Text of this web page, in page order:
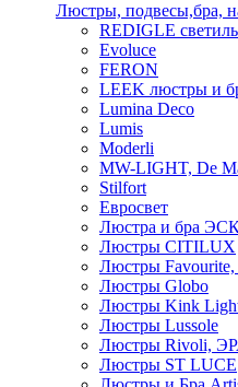
Люстры, подвесы,бра,
REDIGLE
Evoluce
FERON
LEEK люстры и
Lumina Deco
Lumis
Moderli
MW-LIGHT, De
Stilfort
Евросвет
Люстра и бра
Люстры CITILUX
Люстры Favourite,
Люстры Globo
Люстры Kink
Люстры Lussole
Люстры Rivoli,
Люстры ST LUCE